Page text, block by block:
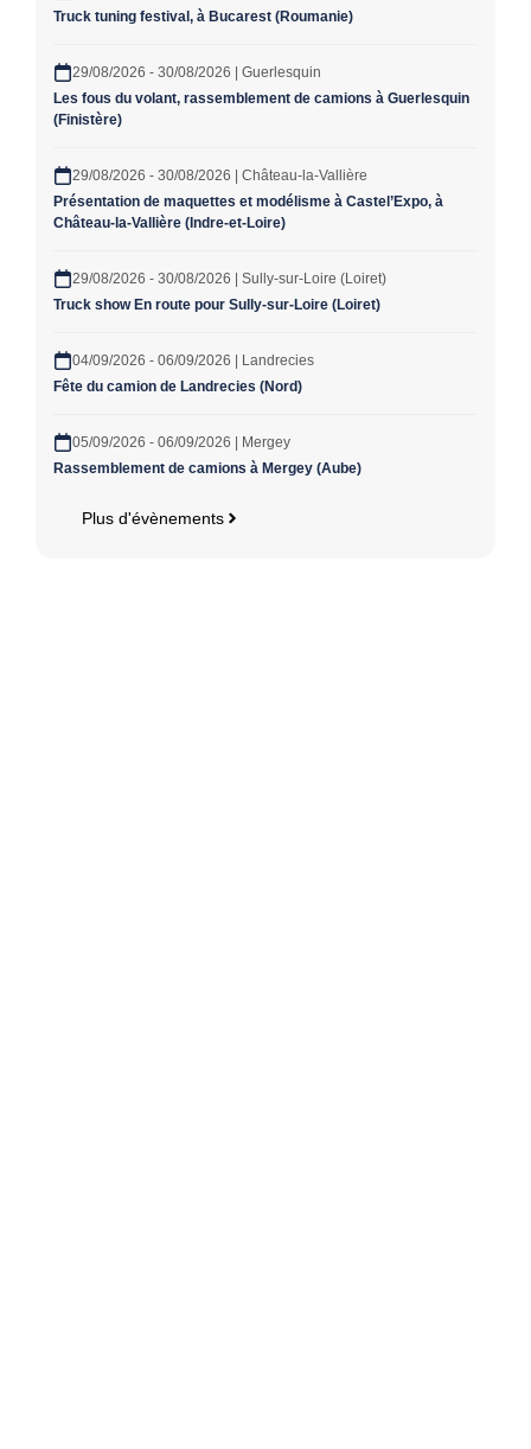
Truck tuning festival, à Bucarest (Roumanie)
29/08/2026 - 30/08/2026 | Guerlesquin
Les fous du volant, rassemblement de camions à Guerlesquin
(Finistère)
29/08/2026 - 30/08/2026 | Château-la-Vallière
Présentation de maquettes et modélisme à Castel’Expo, à
Château-la-Vallière (Indre-et-Loire)
29/08/2026 - 30/08/2026 | Sully-sur-Loire (Loiret)
Truck show En route pour Sully-sur-Loire (Loiret)
04/09/2026 - 06/09/2026 | Landrecies
Fête du camion de Landrecies (Nord)
05/09/2026 - 06/09/2026 | Mergey
Rassemblement de camions à Mergey (Aube)
Plus d'évènements